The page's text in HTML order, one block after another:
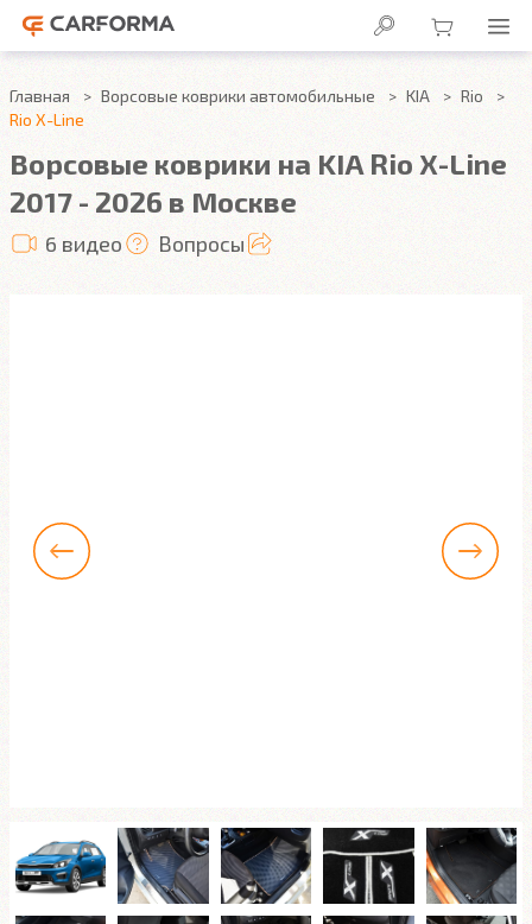
Главная Ворсовые коврики автомобильные KIA
Rio
Rio X-Line
Ворсовые коврики на KIA Rio X-Line
2017 - 2026 в Москве
6 видео Вопросы